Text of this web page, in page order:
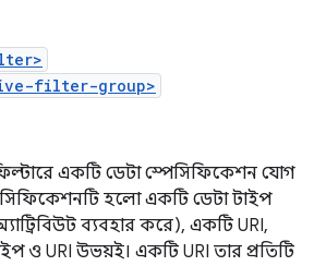
filter-group>
একটি ডেটা স্পেসিফিকেশন যোগ
হলো একটি ডেটা টাইপ
ব্যবহার করে), একটি URI,
ও URI উভয়ই। একটি URI তার প্রতিটি